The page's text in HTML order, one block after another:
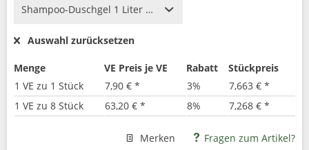
Auswahl zurücksetzen
Menge VE Preis je VE Rabatt
Stückpreis
1 VE zu 1 Stück
7,90 € * 3%
7,663 € *
1 VE zu 8 Stück
63,20 € * 8% 7,268 € *
Merken Fragen zum Artikel?